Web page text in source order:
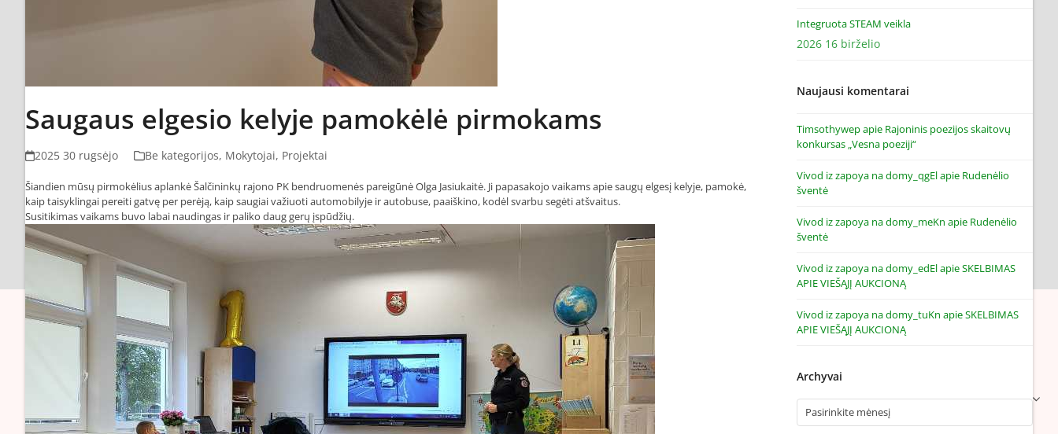
Saugaus elgesio kelyje pamokėlė pirmokams
2025 30 rugsėjo Be kategorijos, Mokytojai, Projektai
Šiandien mūsų pirmokėlius aplankė Šalčininkų rajono PK bendruomenės pareigūnė Olga Jasiukaitė. Ji papasakojo vaikams apie saugų elgesį kelyje, pamokė,
kaip taisyklingai pereiti gatvę per perėją, kaip saugiai važiuoti automobilyje ir autobuse, paaiškino, kodėl svarbu segėti atšvaitus.
Susitikimas vaikams buvo labai naudingas ir paliko daug gerų įspūdžių.
Integruota STEAM veikla
2026 16 birželio
Naujausi komentarai
Timsothywepapie Rajoninis poezijos skaitovų
konkursas „Vesna poeziji“
Vivod iz zapoya na domy_qgElapie Rudenėlio
šventė
Vivod iz zapoya na domy_meKn apie Rudenėlio
šventė
Vivod iz zapoya na domy_edElapieSKELBIMAS
APIE VIEŠĄJĮ AUKCIONĄ
Vivod iz zapoya na domy_tuKn apieSKELBIMAS
APIE VIEŠĄJĮ AUKCIONĄ
Archyvai
Archyvai